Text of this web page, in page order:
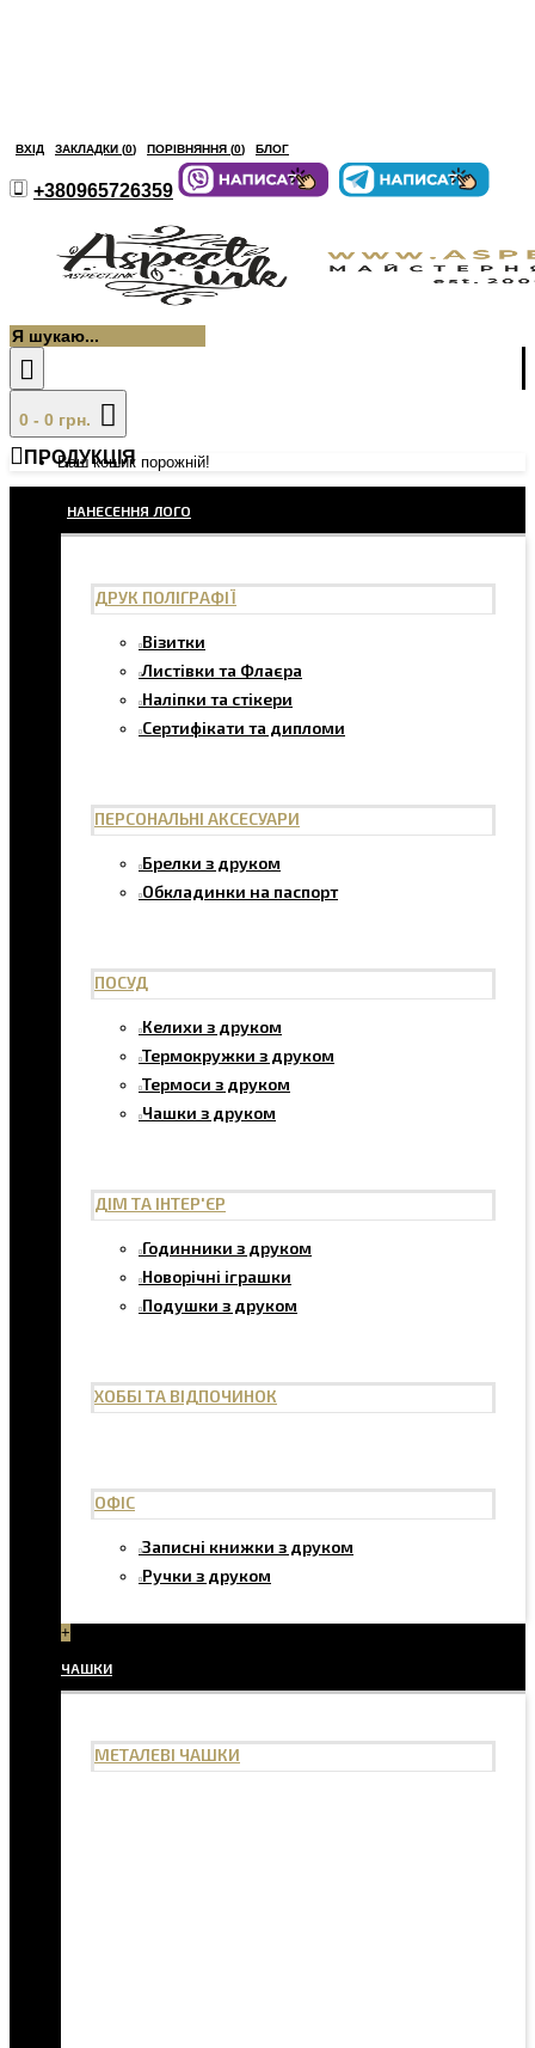
ВХІД ЗАКЛАДКИ (0) ПОРІВНЯННЯ (0) БЛОГ
+380965726359
0 - 0 грн.
Ваш кошик порожній!
ПРОДУКЦІЯ
НАНЕСЕННЯ ЛОГО
ДРУК ПОЛІГРАФІЇ
Візитки
Листівки та Флаєра
Наліпки та стікери
Сертифікати та дипломи
ПЕРСОНАЛЬНІ АКСЕСУАРИ
Брелки з друком
Обкладинки на паспорт
ПОСУД
Келихи з друком
Термокружки з друком
Термоси з друком
Чашки з друком
ДІМ ТА ІНТЕР'ЄР
Годинники з друком
Новорічні іграшки
Подушки з друком
ХОББІ ТА ВІДПОЧИНОК
ОФІС
Записні книжки з друком
Ручки з друком
+
ЧАШКИ
МЕТАЛЕВІ ЧАШКИ